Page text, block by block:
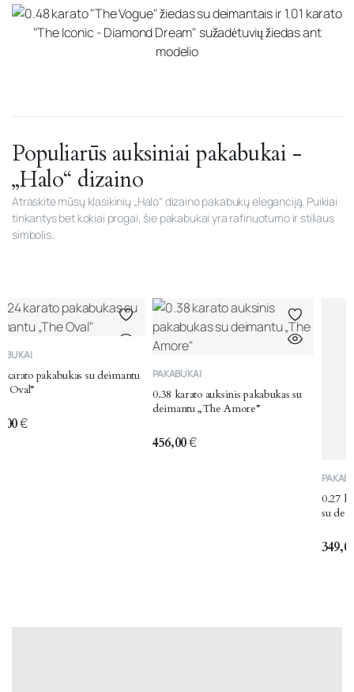
Populiarūs auksiniai pakabukai -
„Halo“ dizaino
Atraskite mūsų klasikinių „Halo“ dizaino pakabukų eleganciją. Puikiai
tinkantys bet kokiai progai, šie pakabukai yra rafinuotumo ir stiliaus
simbolis.
PAKABUKAI
0.38 karato auksinis pakabukas su
0.27 karato balto aukso
su deimantu „The Oval”